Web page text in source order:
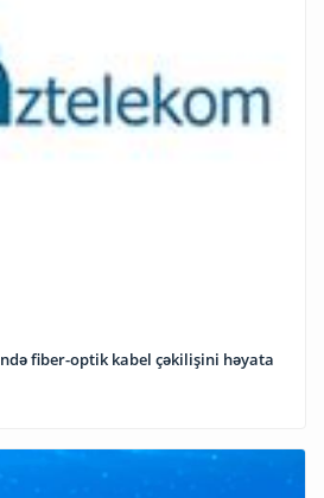
fiber-optik kabel çəkilişini həyata